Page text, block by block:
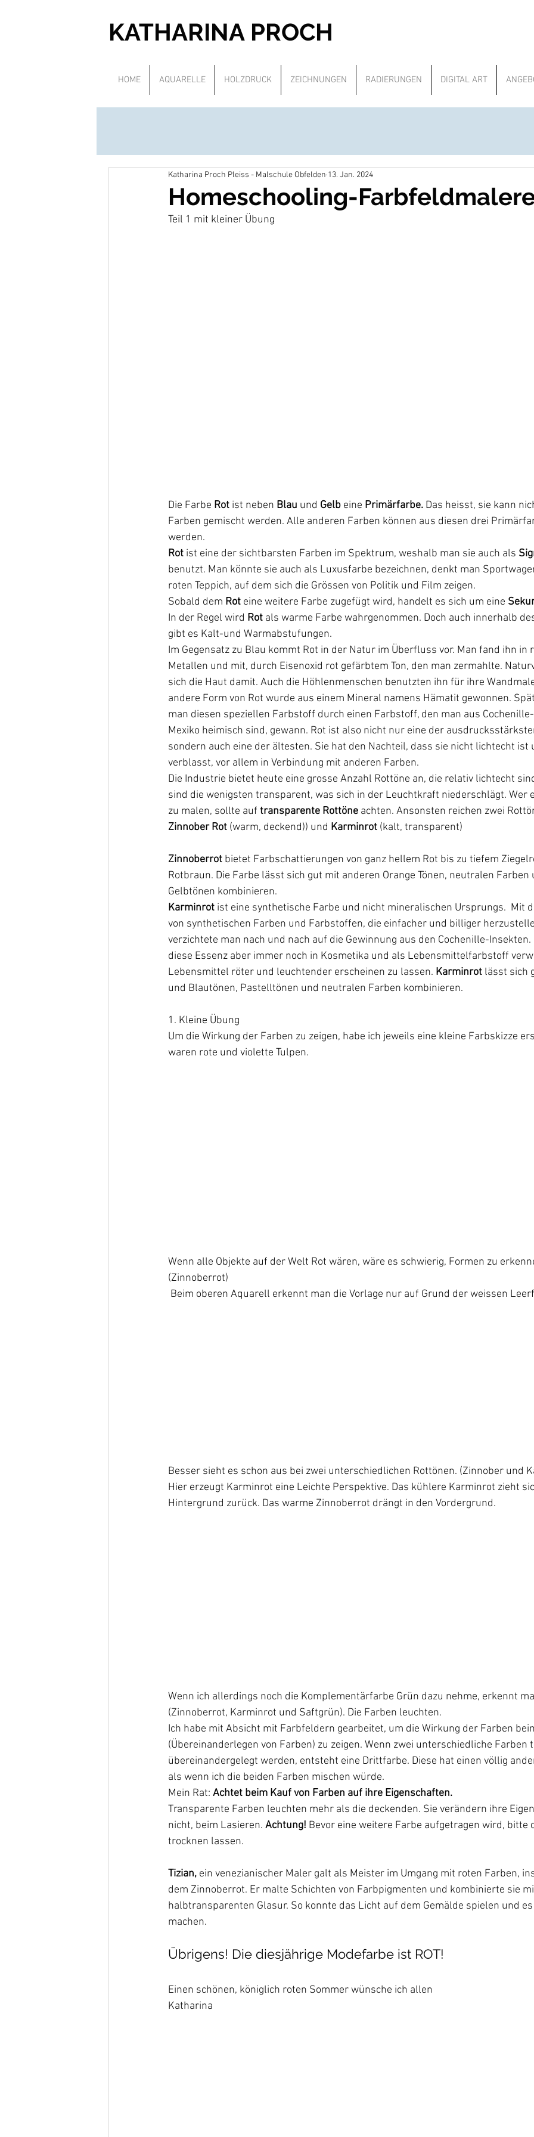
KATHARINA PROCH
HOME AQUARELLE HOLZDRUCK ZEICHNUNGEN RADIERUNGEN DIGITAL ART
Homeschooling-
Katharina Proch Pleiss - Malschule Obfelden 13. Jan. 2024
Teil 1 mit kleiner Übung
Die Farbe Rot ist neben Blau und Gelb eine Primärfarbe. Das heisst, sie kann
Farben gemischt werden. Alle anderen Farben können aus diesen drei
werden.
Rot ist eine der sichtbarsten Farben im Spektrum, weshalb man sie auch als
benutzt. Man könnte sie auch als Luxusfarbe bezeichnen, denkt man
roten Teppich, auf dem sich die Grössen von Politik und Film zeigen.
Sobald dem Rot eine weitere Farbe zugefügt wird, handelt es sich um eine
In der Regel wird Rot als warme Farbe wahrgenommen. Doch auch innerhalb
gibt es Kalt-und Warmabstufungen.
Im Gegensatz zu Blau kommt Rot in der Natur im Überfluss vor. Man fand ihn in
Metallen und mit, durch Eisenoxid rot gefärbtem Ton, den man zermahlte.
sich die Haut damit. Auch die Höhlenmenschen benutzten ihn für ihre
andere Form von Rot wurde aus einem Mineral namens Hämatit gewonnen.
man diesen speziellen Farbstoff durch einen Farbstoff, den man aus
Mexiko heimisch sind, gewann. Rot ist also nicht nur eine der
sondern auch eine der ältesten. Sie hat den Nachteil, dass sie nicht lichtecht ist
verblasst, vor allem in Verbindung mit anderen Farben.
Die Industrie bietet heute eine grosse Anzahl Rottöne an, die relativ lichtecht
sind die wenigsten transparent, was sich in der Leuchtkraft niederschlägt. Wer
zu malen, sollte auf transparente Rottöne achten. Ansonsten reichen zwei
Zinnober Rot (warm, deckend)) und Karminrot (kalt, transparent)
Zinnoberrot bietet Farbschattierungen von ganz hellem Rot bis zu tiefem
Rotbraun. Die Farbe lässt sich gut mit anderen Orange Tönen, neutralen Farben
Gelbtönen kombinieren.
Karminrot ist eine synthetische Farbe und nicht mineralischen Ursprungs.  Mit
von synthetischen Farben und Farbstoffen, die einfacher und billiger
verzichtete man nach und nach auf die Gewinnung aus den Cochenille-
diese Essenz aber immer noch in Kosmetika und als Lebensmittelfarbstoff
Lebensmittel röter und leuchtender erscheinen zu lassen. Karminrot lässt sich
und Blautönen, Pastelltönen und neutralen Farben kombinieren.
1. Kleine Übung
Um die Wirkung der Farben zu zeigen, habe ich jeweils eine kleine Farbskizze
waren rote und violette Tulpen.
Wenn alle Objekte auf der Welt Rot wären, wäre es schwierig, Formen zu
(Zinnoberrot)
Beim oberen Aquarell erkennt man die Vorlage nur auf Grund der weissen
Besser sieht es schon aus bei zwei unterschiedlichen Rottönen. (Zinnober und
Hier erzeugt Karminrot eine Leichte Perspektive. Das kühlere Karminrot zieht
Hintergrund zurück. Das warme Zinnoberrot drängt in den Vordergrund.
Wenn ich allerdings noch die Komplementärfarbe Grün dazu nehme, erkennt
(Zinnoberrot, Karminrot und Saftgrün). Die Farben leuchten.
Ich habe mit Absicht mit Farbfeldern gearbeitet, um die Wirkung der Farben
(Übereinanderlegen von Farben) zu zeigen. Wenn zwei unterschiedliche Farben
übereinandergelegt werden, entsteht eine Drittfarbe. Diese hat einen völlig
als wenn ich die beiden Farben mischen würde.
Mein Rat: Achtet beim Kauf von Farben auf ihre Eigenschaften.
Transparente Farben leuchten mehr als die deckenden. Sie verändern ihre
nicht, beim Lasieren. Achtung! Bevor eine weitere Farbe aufgetragen wird, bitte
trocknen lassen.
Tizian, ein venezianischer Maler galt als Meister im Umgang mit roten Farben,
dem Zinnoberrot. Er malte Schichten von Farbpigmenten und kombinierte sie
halbtransparenten Glasur. So konnte das Licht auf dem Gemälde spielen und
machen.
Übrigens! Die diesjährige Modefarbe ist ROT!
Einen schönen, königlich roten Sommer wünsche ich allen
Katharina